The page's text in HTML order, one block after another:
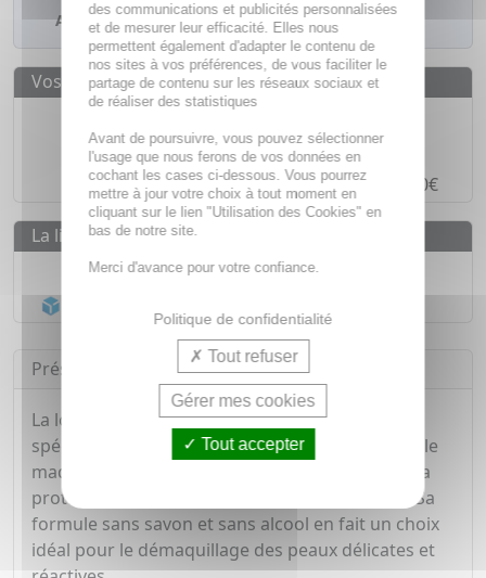
Ajouter à mes favoris
Vos avantages
IMBATTABLES
Paiement en ligneSÉCURISÉ
Paiement en4 fois sans fraisà partir de 30€
La livraison
Livraison gratuite dès55€
Présentation
La lotion apaisante de La Roche-Posay est
spécialement conçue pour éliminer en douceur le
maquillage et les impuretés de la peau tout en la
protégeant et en apaisant les peaux sensibles. Sa
formule sans savon et sans alcool en fait un choix
idéal pour le démaquillage des peaux délicates et
des communications et publicités personnalisées
et de mesurer leur efficacité. Elles nous
permettent également d'adapter le contenu de
nos sites à vos préférences, de vous faciliter le
partage de contenu sur les réseaux sociaux et
de réaliser des statistiques
Avant de poursuivre, vous pouvez sélectionner
l'usage que nous ferons de vos données en
cochant les cases ci-dessous. Vous pourrez
mettre à jour votre choix à tout moment en
cliquant sur le lien "Utilisation des Cookies" en
bas de notre site.
Merci d'avance pour votre confiance.
Politique de confidentialité
Tout refuser
Gérer mes cookies
Tout accepter